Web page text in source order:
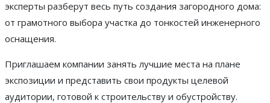
эксперты разберут весь путь создания загородного дома:
от грамотного выбора участка до тонкостей инженерного
оснащения.
Приглашаем компании занять лучшие места на плане
экспозиции и представить свои продукты целевой
аудитории, готовой к строительству и обустройству.